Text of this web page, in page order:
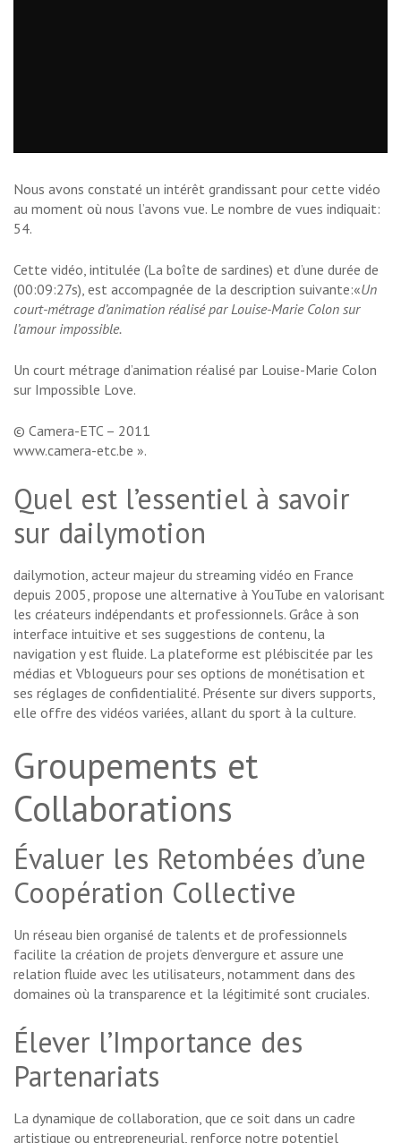
Nous avons constaté un intérêt grandissant pour cette vidéo
au moment où nous l’avons vue. Le nombre de vues indiquait:
54.
Cette vidéo, intitulée (La boîte de sardines) et d’une durée de
(00:09:27s), est accompagnée de la description suivante:«Un
court-métrage d’animation réalisé par Louise-Marie Colon sur
l’amour impossible.
Un court métrage d’animation réalisé par Louise-Marie Colon
sur Impossible Love.
© Camera-ETC – 2011
www.camera-etc.be ».
Quel est l’essentiel à savoir
sur dailymotion
dailymotion, acteur majeur du streaming vidéo en France
depuis 2005, propose une alternative à YouTube en valorisant
les créateurs indépendants et professionnels. Grâce à son
interface intuitive et ses suggestions de contenu, la
navigation y est fluide. La plateforme est plébiscitée par les
médias et Vblogueurs pour ses options de monétisation et
ses réglages de confidentialité. Présente sur divers supports,
elle offre des vidéos variées, allant du sport à la culture.
Groupements et
Collaborations
Évaluer les Retombées d’une
Coopération Collective
Un réseau bien organisé de talents et de professionnels
facilite la création de projets d’envergure et assure une
relation fluide avec les utilisateurs, notamment dans des
domaines où la transparence et la légitimité sont cruciales.
Élever l’Importance des
Partenariats
La dynamique de collaboration, que ce soit dans un cadre
artistique ou entrepreneurial, renforce notre potentiel